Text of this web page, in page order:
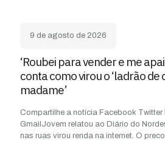
9 de agosto de 2026
‘Roubei para vender e me
conta como virou o ‘ladrão de
madame’
Compartilhe a notícia Facebook Twitter
GmailJovem relatou ao Diário do
nas ruas virou renda na internet. O